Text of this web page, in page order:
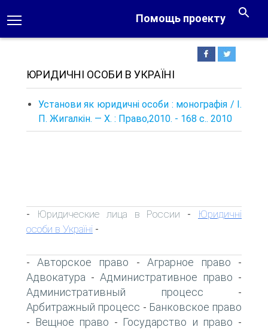
Помощь проекту
ЮРИДИЧНІ ОСОБИ В УКРАЇНІ
Установи як юридичні особи : монографія / І.
П. Жигал­кін. — Х. : Право,2010. - 168 с.. 2010
- Юридические лица в России -
Юридичні
особи в Україні -
-Авторское право - Аграрное право -
Адвокатура - Административное право -
Административный процесс -
Арбитражный процесс - Банковское право
- Вещное право - Государство и право -